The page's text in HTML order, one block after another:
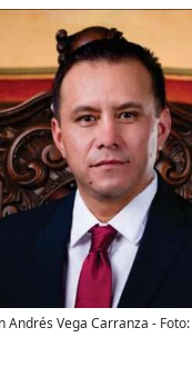
Andrés Vega Carranza - Foto: